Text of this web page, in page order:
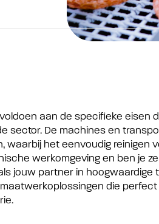
aan de specifieke eisen
sector. De machines en
het eenvoudig reinigen
werkomgeving en ben je
jouw partner in
die perfect